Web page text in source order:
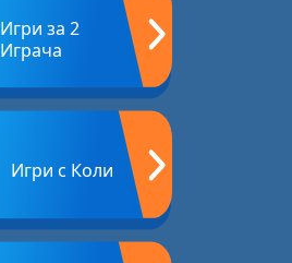
Игри за 2
Играча
Игри с Коли